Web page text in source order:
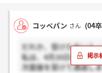
コッペパン さん (04
だれか、受けた方いら
私は、4月16日に説明
次面接を受けて通過し